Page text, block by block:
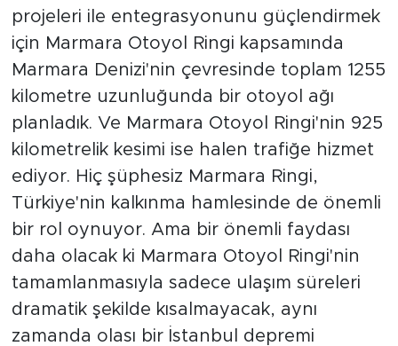
projeleri ile entegrasyonunu güçlendirmek
için Marmara Otoyol Ringi kapsamında
Marmara Denizi'nin çevresinde toplam 1255
kilometre uzunluğunda bir otoyol ağı
planladık. Ve Marmara Otoyol Ringi'nin 925
kilometrelik kesimi ise halen trafiğe hizmet
ediyor. Hiç şüphesiz Marmara Ringi,
Türkiye'nin kalkınma hamlesinde de önemli
bir rol oynuyor. Ama bir önemli faydası
daha olacak ki Marmara Otoyol Ringi'nin
tamamlanmasıyla sadece ulaşım süreleri
dramatik şekilde kısalmayacak, aynı
zamanda olası bir İstanbul depremi